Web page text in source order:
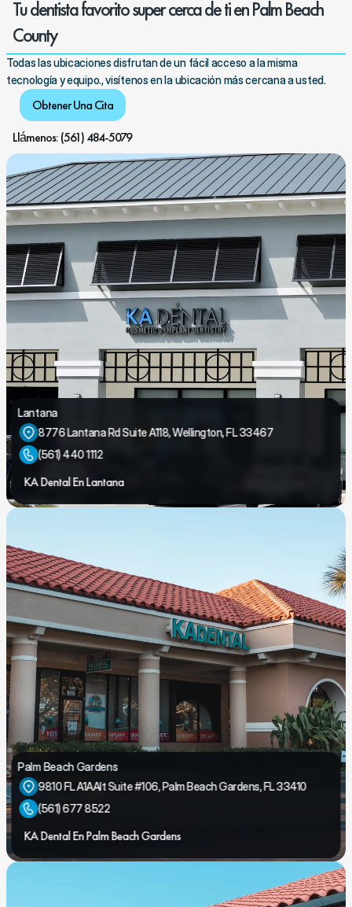
Tu dentista favorito super cerca de ti en Palm Beach
County
Todas las ubicaciones disfrutan de un fácil acceso a la misma
tecnología y equipo., visítenos en la ubicación más cercana a usted.
Obtener Una Cita
Llámenos: (561) 484-5079
Lantana
8776 Lantana Rd Suite A118, Wellington, FL 33467
(561) 440 1112
KA Dental En Lantana
Palm Beach Gardens
9810 FL A1AAlt Suite #106, Palm Beach Gardens, FL 33410
(561) 677 8522
KA Dental En Palm Beach Gardens